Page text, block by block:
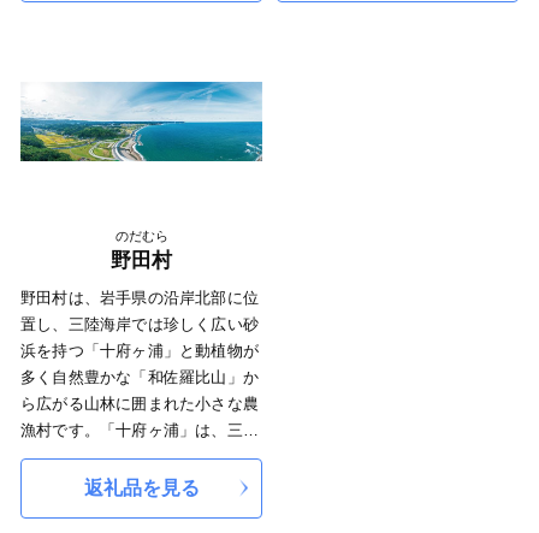
も評判です。
綺麗な水によって育てられた【お
米】は大変美味しく、ふるさと納
お米を原料とした【日本酒】や
【どぶろく】も注目を集めていま
クを楽しむことができるどぶろく
は、ぜひご賞味いただきたい一品
です。
遠野市では、【ビール】によるま
ちづくりを進めています。
遠野はビールの原材料である【ホ
ップ】の日本随一の生産地です
が、近年次第に農家数も減ってい
ます。持続可能なホップ農業を目
ふところ深い豊かな自然に恵まれ
た地域です。
特別豪雪地帯に指定される本町
の財産が魅力です。
カタクリは雪解けとともに山野を
「西わらび」に代表される山菜類
は、とろけるような舌触りが食す
る人を虜にします。
夏の渓流は、ヤマメや岩魚の宝庫
です。真昼岳一帯の滝群はマイナ
スイオンが心を癒してくれます。
秋の味覚の代表といえる豊富なき
のこと、錦秋湖に映える紅葉は美
人画をイメージします。冬は地場
のだむら
野田村
野田村は、岩手県の沿岸北部に位
置し、三陸海岸では珍しく広い砂
浜を持つ「十府ヶ浦」と動植物が
多く自然豊かな「和佐羅比山」か
ら広がる山林に囲まれた小さな農
漁村です。「十府ヶ浦」は、三陸
ジオパークとして日本ジオパーク
に認定されており、紫色の小豆砂
（あずきすな）におおわれ、3.5
返礼品を見る